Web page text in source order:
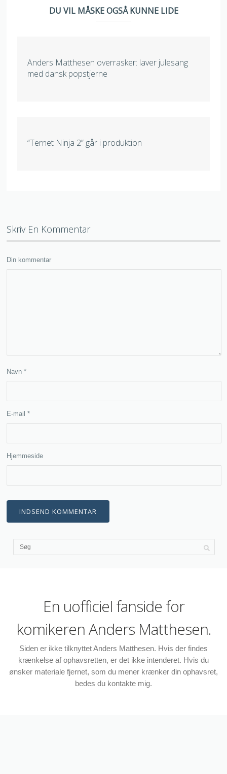
DU VIL MÅSKE OGSÅ KUNNE LIDE
Anders Matthesen overrasker: laver julesang
med dansk popstjerne
“Ternet Ninja 2” går i produktion
Skriv En Kommentar
Din kommentar
Navn*
E-mail*
Hjemmeside
En uofficiel fanside for
komikeren Anders Matthesen.
Siden er ikke tilknyttet Anders Matthesen. Hvis der findes
krænkelse af ophavsretten, er det ikke intenderet. Hvis du
ønsker materiale fjernet, som du mener krænker din ophavsret,
bedes du kontakte mig.